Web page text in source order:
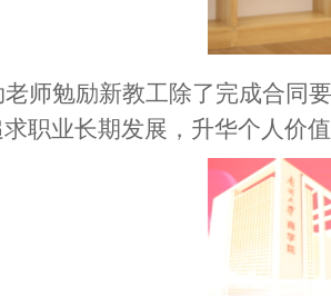
师勉励新教工除了完成合同
职业长期发展，升华个人价值